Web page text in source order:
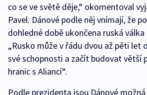
co se ve světě děje,“ okomentoval
Pavel. Dánové podle něj vnímají, že
dohledné době ukončena ruská
„Rusko může v řádu dvou až pěti let
své schopnosti a začít budovat větší
hranic s Aliancí“.
Podle prezidenta jsou Dánové možná